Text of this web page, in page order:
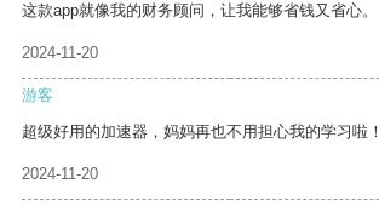
这款app就像我的财务顾问，让我能够省钱又省心。
2024-11-20
游客
超级好用的加速器，妈妈再也不用担心我的学习啦！
2024-11-20